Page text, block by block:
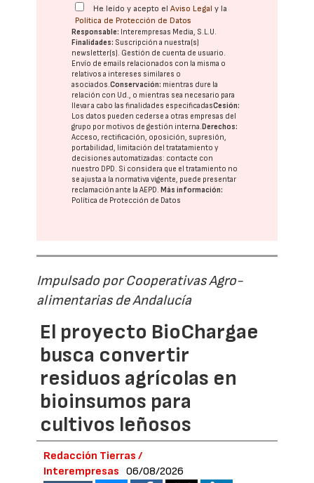
He leído y acepto elAviso Legal y la
Política de Protección de Datos
Responsable: Interempresas Media, S.L.U.
Finalidades: Suscripción a nuestra(s)
newsletter(s). Gestión de cuenta de usuario.
Envío de emails relacionados con la misma o
relativos a intereses similares o
asociados.Conservación: mientras dure la
relación con Ud., o mientras sea necesario para
llevar a cabo las finalidades especificadasCesión:
Los datos pueden cederse a otras empresas del
grupo por motivos de gestión interna. Derechos:
Acceso, rectificación, oposición, supresión,
portabilidad, limitación del tratatamiento y
decisiones automatizadas: contacte con
nuestro DPD. Si considera que el tratamiento no
se ajusta a la normativa vigente, puede presentar
reclamación ante laAEPD. Más información:
Política de Protección de Datos
Impulsado por Cooperativas Agro-
alimentarias de Andalucía
El proyecto BioChargae
busca convertir
residuos agrícolas en
bioinsumos para
cultivos leñosos
Redacción Tierras /
Interempresas
06/08/2026